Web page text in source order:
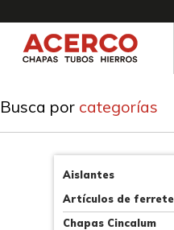
al
contenido
Busca por categorías
Aislantes
Artículos de
Chapas Cincalum